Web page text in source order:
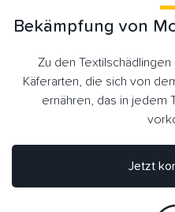
Bekämpfung von
Zu den
Käferarten, die sich von
ernähren, das in jedem